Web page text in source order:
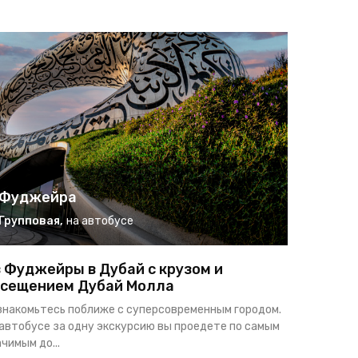
Фуджейра
, на автобусе
Фуджейры в Дубай с крузом и
Дубай Молла
поближе с суперсовременным городом.
за одну экскурсию вы проедете по самым
до...